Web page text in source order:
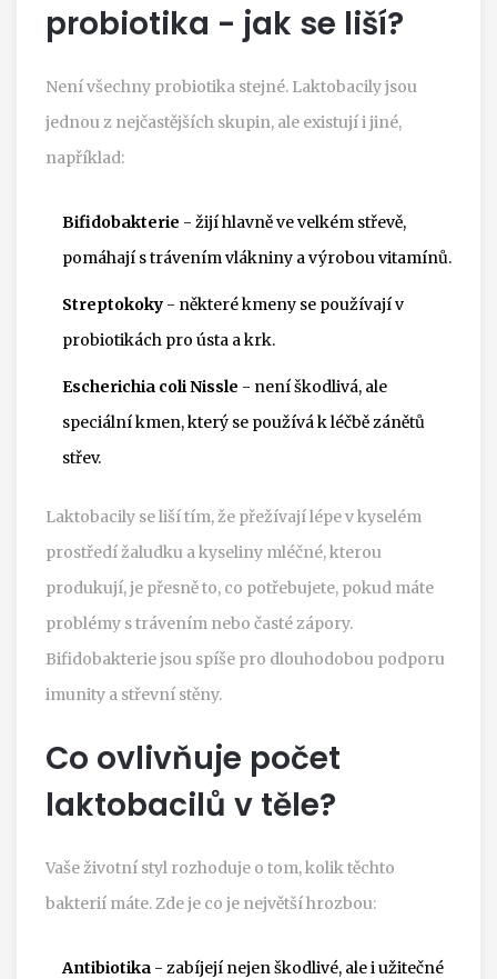
probiotika - jak se liší?
Není všechny probiotika stejné. Laktobacily jsou
jednou z nejčastějších skupin, ale existují i jiné,
například:
Bifidobakterie - žijí hlavně ve velkém střevě,
pomáhají s trávením vlákniny a výrobou vitamínů.
Streptokoky - některé kmeny se používají v
probiotikách pro ústa a krk.
Escherichia coli Nissle - není škodlivá, ale
speciální kmen, který se používá k léčbě zánětů
střev.
Laktobacily se liší tím, že přežívají lépe v kyselém
prostředí žaludku a kyseliny mléčné, kterou
produkují, je přesně to, co potřebujete, pokud máte
problémy s trávením nebo časté zápory.
Bifidobakterie jsou spíše pro dlouhodobou podporu
imunity a střevní stěny.
Co ovlivňuje počet
laktobacilů v těle?
Vaše životní styl rozhoduje o tom, kolik těchto
bakterií máte. Zde je co je největší hrozbou:
Antibiotika - zabíjejí nejen škodlivé, ale i užitečné